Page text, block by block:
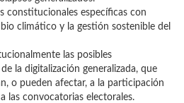
constitucionales específicas con
climático y la gestión sostenible del
las posibles
la digitalización generalizada, que
o pueden afectar, a la participación
las convocatorias electorales.